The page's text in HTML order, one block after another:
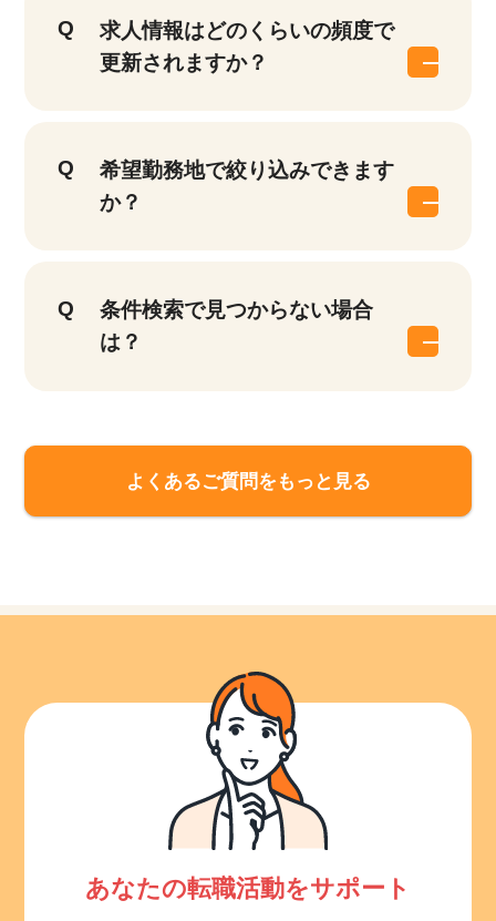
求人情報はどのくらいの頻度で
更新されますか？
希望勤務地で絞り込みできます
か？
条件検索で見つからない場合
は？
よくあるご質問をもっと見る
あなたの転職活動をサポート
17,033 他の条件を選択